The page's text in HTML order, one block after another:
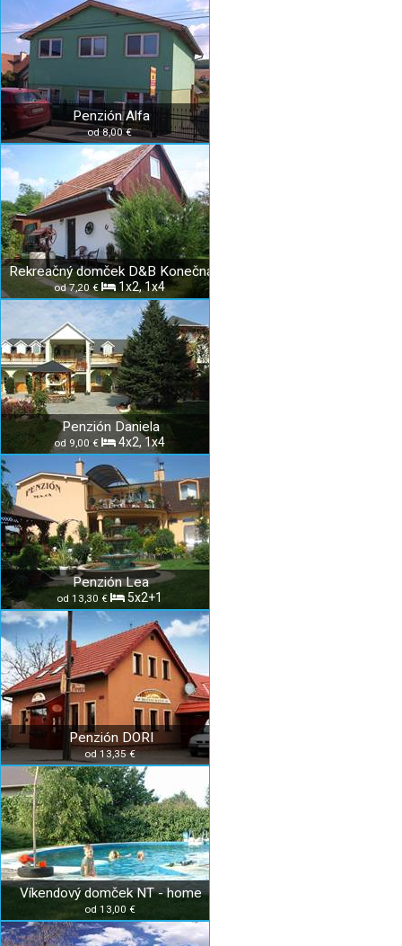
Penzión Alfa
od 8,00 €
Rekreačný domček D&B Konečná
od 7,20 € 1x2, 1x4
Penzión Daniela
od 9,00 € 4x2, 1x4
Penzión Lea
od 13,30 € 5x2+1
Penzión DORI
od 13,35 €
Víkendový domček NT - home
od 13,00 €